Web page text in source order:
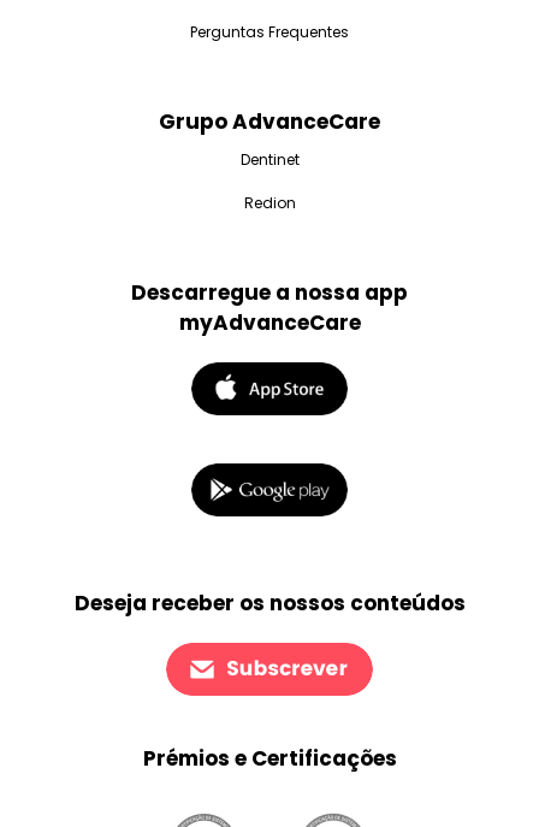
Perguntas Frequentes
Grupo AdvanceCare
Dentinet
Redion
Descarregue a nossa app
myAdvanceCare
Deseja receber os nossos conteúdos
Prémios e Certificações